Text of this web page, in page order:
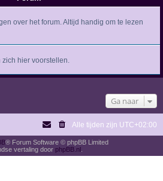
over het forum. Altijd handig om te lezen
hier voorstellen.
Ga naar
Alle tijden zijn UTC+02:00
® Forum Software © phpBB Limited
vertaling door phpBB.nl